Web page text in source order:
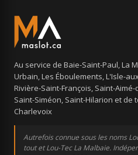
Au service de Baie-Saint-Paul, La
Urbain, Les Éboulements, L'Isle-
Rivière-Saint-François, Saint-Aimé-
Saint-Siméon, Saint-Hilarion et de
Charlevoix
Autrefois connue sous les noms
tout et Lou-Tec La Malbaie.